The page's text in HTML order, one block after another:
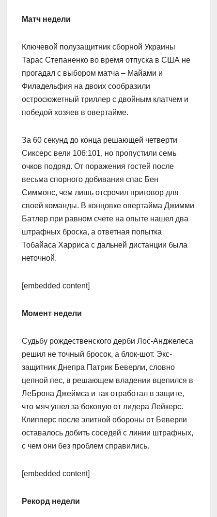
Матч недели
Ключевой полузащитник сборной Украины
Тарас Степаненко во время отпуска в США не
прогадал с выбором матча – Майами и
Филадельфия на двоих сообразили
остросюжетный триллер с двойным клатчем и
победой хозяев в овертайме.
За 60 секунд до конца решающей четверти
Сиксерс вели 106:101, но пропустили семь
очков подряд. От поражения гостей после
весьма спорного добивания спас Бен
Симмонс, чем лишь отсрочил приговор для
своей команды. В концовке овертайма Джимми
Батлер при равном счете на опыте нашел два
штрафных броска, а ответная попытка
Тобайаса Харриса с дальней дистанции была
неточной.
[embedded content]
Момент недели
Судьбу рождественского дерби Лос-Анджелеса
решил не точный бросок, а блок-шот. Экс-
защитник Днепра Патрик Беверли, словно
цепной пес, в решающем владении вцепился в
ЛеБрона Джеймса и так отработал в защите,
что мяч ушел за боковую от лидера Лейкерс.
Клипперс после элитной обороны от Беверли
оставалось добить соседей с линии штрафных,
с чем они без проблем справились.
[embedded content]
Рекорд недели